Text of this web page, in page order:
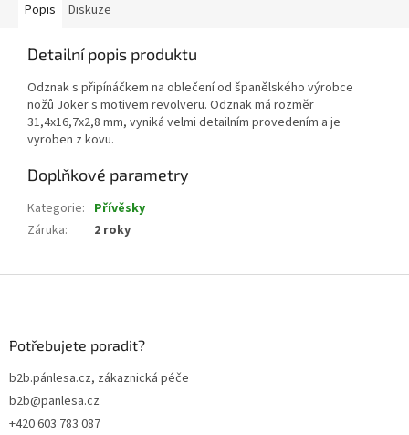
Popis Diskuze
Detailní popis produktu
Odznak s připínáčkem na oblečení od španělského výrobce
nožů Joker s motivem revolveru. Odznak má rozměr
31,4x16,7x2,8 mm, vyniká velmi detailním provedením a je
vyroben z kovu.
Doplňkové parametry
Kategorie: Přívěsky
Záruka: 2 roky
Potřebujete poradit?
b2b.pánlesa.cz, zákaznická péče
b2b@panlesa.cz
+420 603 783 087